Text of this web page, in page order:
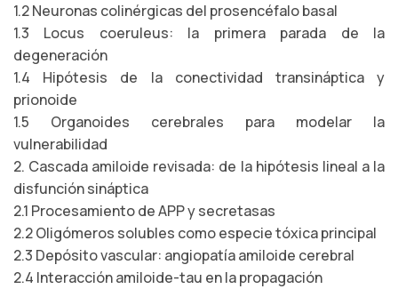
1.2 Neuronas colinérgicas del prosencéfalo basal
1.3 Locus coeruleus: la primera parada de la
degeneración
1.4 Hipótesis de la conectividad transináptica y
prionoide
1.5 Organoides cerebrales para modelar la
vulnerabilidad
2. Cascada amiloide revisada: de la hipótesis lineal a la
disfunción sináptica
2.1 Procesamiento de APP y secretasas
2.2 Oligómeros solubles como especie tóxica principal
2.3 Depósito vascular: angiopatía amiloide cerebral
2.4 Interacción amiloide-tau en la propagación